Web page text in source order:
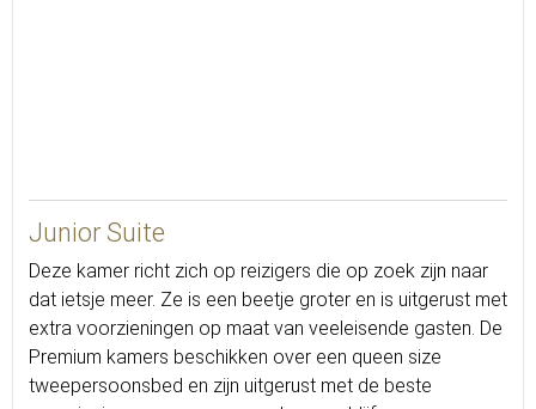
Junior Suite
Deze kamer richt zich op reizigers die op zoek zijn naar
dat ietsje meer. Ze is een beetje groter en is uitgerust met
extra voorzieningen op maat van veeleisende gasten. De
Premium kamers beschikken over een queen size
tweepersoonsbed en zijn uitgerust met de beste